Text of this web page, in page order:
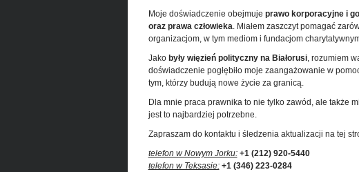
Moje doświadczenie obejmuje prawo korporacyjne i
oraz prawa człowieka. Miałem zaszczyt pomagać
organizacjom, w tym mediom i fundacjom
Jako były więzień polityczny na Białorusi, rozumiem
doświadczenie pogłębiło moje zaangażowanie w
tym, którzy budują nowe życie za granicą.
Dla mnie praca prawnika to nie tylko zawód, ale także
jest to najbardziej potrzebne.
Zapraszam do kontaktu i śledzenia aktualizacji na tej
telefon w Nowym Jorku: +1 (212) 920-5440
telefon w Teksasie: +1 (346) 223-0284